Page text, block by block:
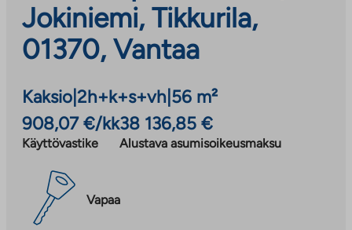
Jokiniemi, Tikkurila,
01370, Vantaa
Kaksio 2h+k+s+vh 56 m²
908,07 €/kk
Käyttövastike
38 136,85 €
Alustava asumisoikeusmaksu
Vapaa